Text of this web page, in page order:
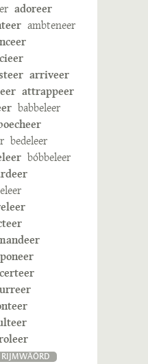
adoreer
ambteneer
arriveer
attrappeer
babbeleer
bedeleer
bóbbeleer